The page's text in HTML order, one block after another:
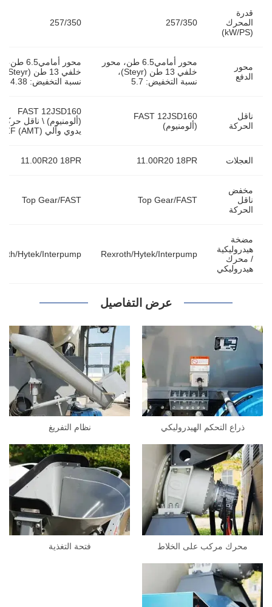
قدرة
المحرك
(kW/PS)
257/350
257/350
محور
الدفع
محور أمامي6.5 طن، محور
خلفي 13 طن (Steyr)،
نسبة التخفيض: 5.7
محور
نسبة التخفيض: 4.38
ناقل
الحركة
FAST 12JSD160
(ألومنيوم)
FAST 12JSD160
(ألومنيوم) \ ناقل حركة
يدوي وآلي (AMT) ZF
العجلات 11.00R20 18PR
11.00R20 18PR
مخفض
ناقل
الحركة
Top Gear/FAST
Top Gear/FAST
مضخة
هيدروليكية
/ محرك
هيدروليكي
Rexroth/Hytek/Interpump
Hytek/Interpump
عرض التفاصيل
ذراع التحكم الهيدروليكي نظام التفريغ
محرك مركب على الخلاط فتحة التغذية